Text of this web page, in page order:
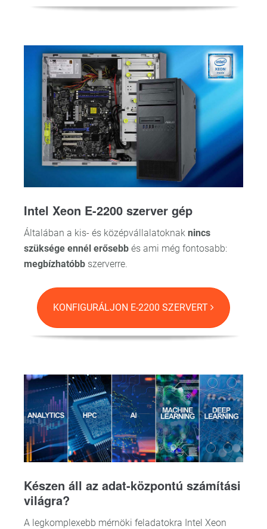
Intel Xeon E-2200 szerver gép
Általában a kis- és középvállalatoknak nincs
szüksége ennél erősebb és ami még fontosabb:
megbízhatóbb szerverre.
KONFIGURÁLJON E-2200 SZERVERT
Készen áll az adat-központú számítási
világra?
A legkomplexebb mérnöki feladatokra Intel Xeon